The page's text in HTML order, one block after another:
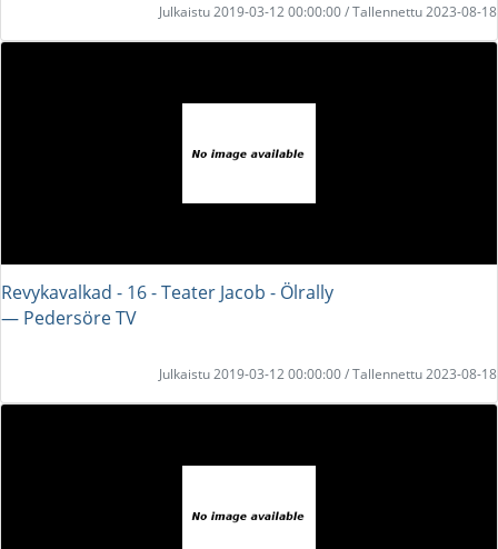
Julkaistu 2019-03-12 00:00:00 / Tallennettu 2023-08-18
Revykavalkad - 16 - Teater Jacob - Ölrally
― Pedersöre TV
Julkaistu 2019-03-12 00:00:00 / Tallennettu 2023-08-18